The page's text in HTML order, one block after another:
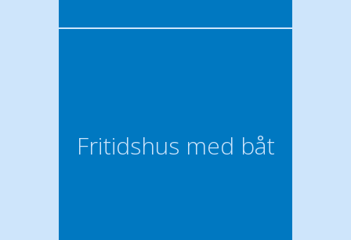
Fritidshus med båt